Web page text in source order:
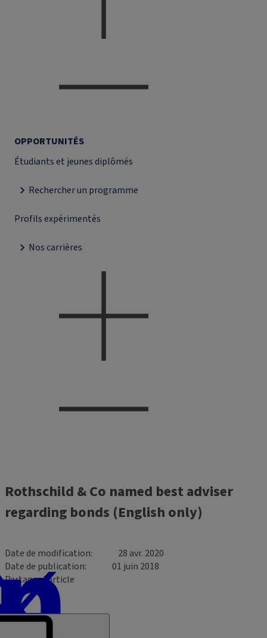
OPPORTUNITÉS
Étudiants et jeunes diplômés
Rechercher un programme
Profils expérimentés
Nos carrières
Rothschild & Co named best adviser
regarding bonds (English only)
Date de modification
28 avr. 2020
Date de publication
01 juin 2018
Partager l’article